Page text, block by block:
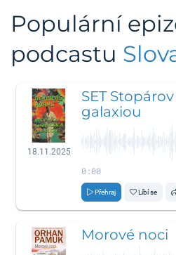
Populární
podcastu
18.11.2025
SET
galaxiou
0:00
Přehraj Líbí se
Morové noci